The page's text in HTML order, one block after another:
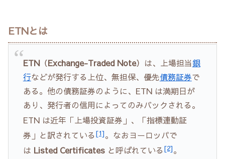
ETNとは
ETN（Exchange-Traded Note）は、上場担当銀
行などが発行する上位、無担保、優先債務証券で
ある。他の債務証券のように、ETN は満期日が
あり、発行者の信用によってのみバックされる。
ETN は近年「上場投資証券」、「指標連動証
券」と訳されている[1]。なおヨーロッパで
は Listed Certificatesと呼ばれている[2]。